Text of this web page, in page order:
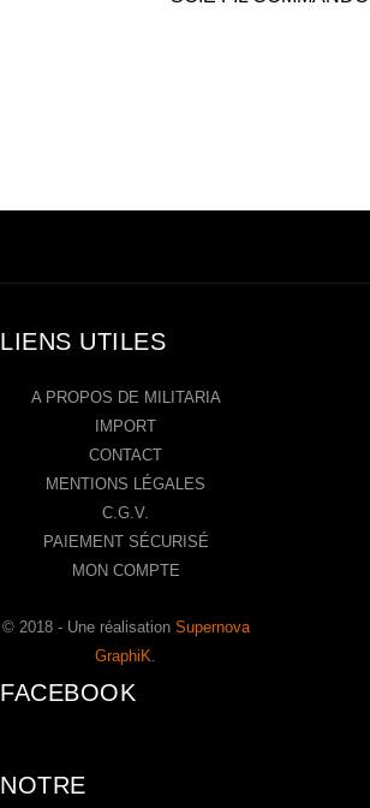
LIENS UTILES
A PROPOS DE MILITARIA
IMPORT
CONTACT
MENTIONS LÉGALES
C.G.V.
PAIEMENT SÉCURISÉ
MON COMPTE
© 2018 - Une réalisation Supernova
GraphiK
FACEBOOK
NOTRE